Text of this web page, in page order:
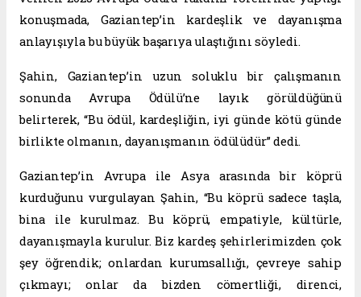
konuşmada, Gaziantep’in kardeşlik ve dayanışma
anlayışıyla bu büyük başarıya ulaştığını söyledi.
Şahin, Gaziantep’in uzun soluklu bir çalışmanın
sonunda Avrupa Ödülü’ne layık görüldüğünü
belirterek, “Bu ödül, kardeşliğin, iyi günde kötü günde
birlikte olmanın, dayanışmanın ödülüdür” dedi.
Gaziantep’in Avrupa ile Asya arasında bir köprü
kurduğunu vurgulayan Şahin, “Bu köprü sadece taşla,
bina ile kurulmaz. Bu köprü, empatiyle, kültürle,
dayanışmayla kurulur. Biz kardeş şehirlerimizden çok
şey öğrendik; onlardan kurumsallığı, çevreye sahip
çıkmayı; onlar da bizden cömertliği, direnci,